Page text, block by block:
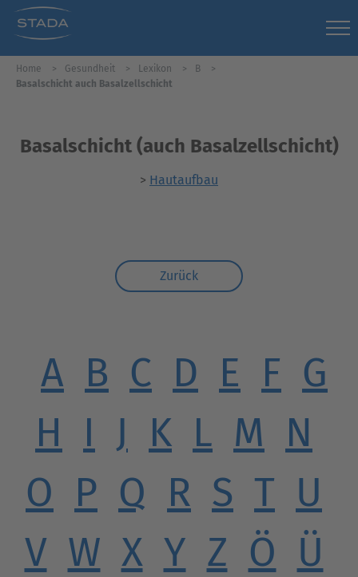
Home Gesundheit Lexikon
B
Basalschicht auch Basalzellschicht
Basalschicht (auch Basalzellschicht)
> Hautaufbau
Zurück
A B C D E F G
H I J K L M N
O P Q R S T U
V W X Y Z Ö Ü